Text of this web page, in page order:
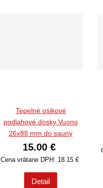
Tepelné osikové
podlahové dosky Vuono
26x88 mm do sauny
15.00 €
Cena vrátane DPH: 18.15 €
Detail